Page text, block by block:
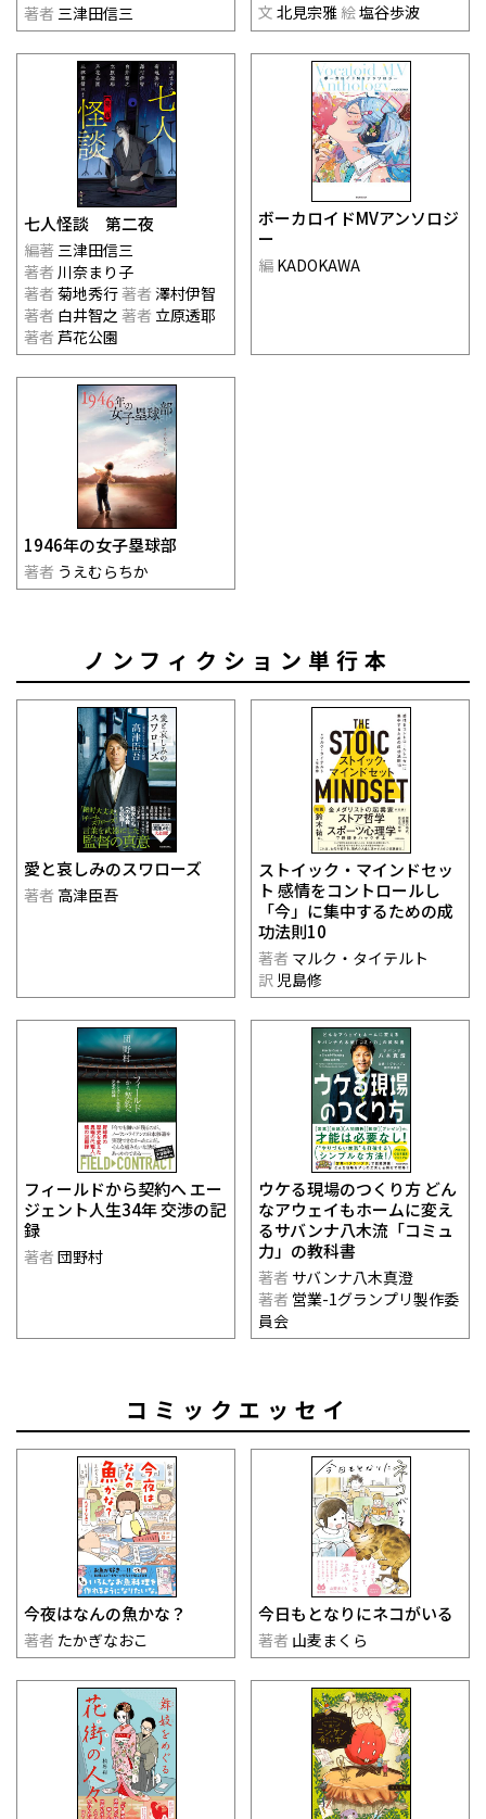
著者 三津田信三 文 北見宗雅 絵塩谷歩波
七人怪談 第二夜
編著 三津田信三
著者 川奈まり子
著者 菊地秀行著者 澤村伊智
著者 白井智之 著者 立原透耶
著者 芦花公園
ボーカロイドMVアンソロジ
ー
編 KADOKAWA
1946年の女子塁球部
著者 うえむらちか
ノンフィクション単行本
愛と哀しみのスワローズ
著者 高津臣吾
ストイック・マインドセッ
ト 感情をコントロールし
「今」に集中するための成
功法則10
著者 マルク・タイテルト
訳 児島修
フィールドから契約へ エー
ジェント人生34年 交渉の記
録
著者 団野村
ウケる現場のつくり方 どん
なアウェイもホームに変え
るサバンナ八木流「コミュ
力」の教科書
著者 サバンナ八木真澄
著者 営業-1グランプリ製作委
員会
コミックエッセイ
今夜はなんの魚かな？
著者 たかぎなおこ
今日もとなりにネコがいる
著者 山麦まくら